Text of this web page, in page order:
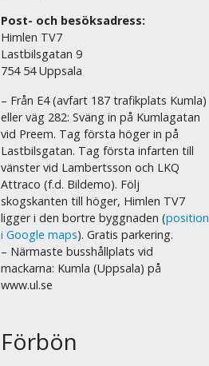
Post- och besöksadress:
Himlen TV7
Lastbilsgatan 9
754 54 Uppsala
– Från E4 (avfart 187 trafikplats Kumla)
eller väg 282: Sväng in på Kumlagatan
vid Preem. Tag första höger in på
Lastbilsgatan. Tag första infarten till
vänster vid Lambertsson och LKQ
Attraco (f.d. Bildemo). Följ
skogskanten till höger, Himlen TV7
ligger i den bortre byggnaden (position
i Google maps). Gratis parkering.
– Närmaste busshållplats vid
mackarna: Kumla (Uppsala) på
www.ul.se
Förbön